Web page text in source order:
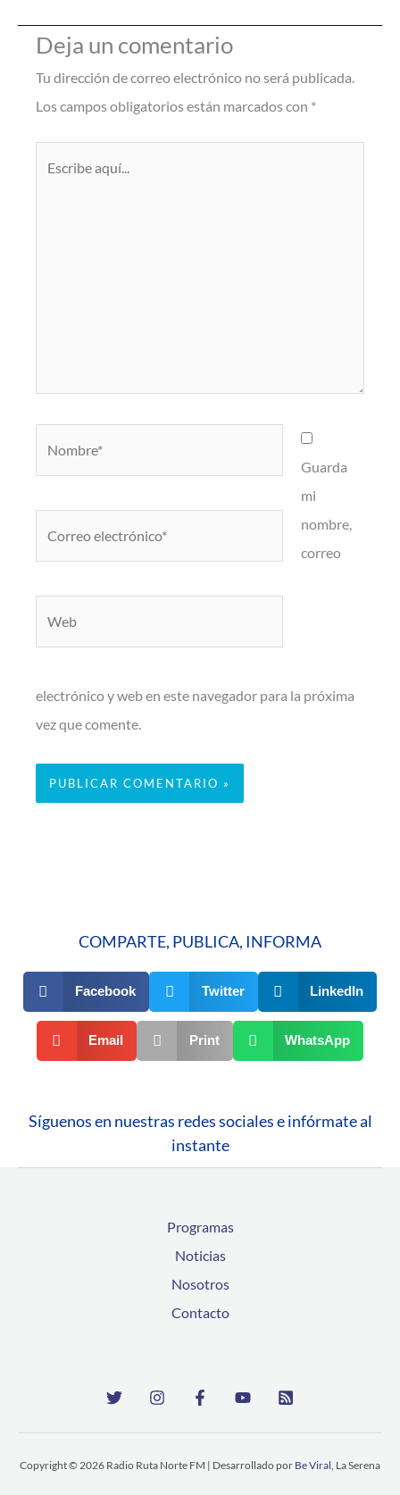
Deja un comentario
Tu dirección de correo electrónico no será publicada.
Los campos obligatorios están marcados con *
Guarda
mi
nombre,
correo
electrónico y web en este navegador para la próxima
vez que comente.
COMPARTE, PUBLICA, INFORMA
Facebook Twitter LinkedIn
Email Print WhatsApp
Síguenos en nuestras redes sociales e infórmate al
instante
Programas
Noticias
Nosotros
Contacto
Copyright © 2026 Radio Ruta Norte FM | Desarrollado por Be Viral , La Serena